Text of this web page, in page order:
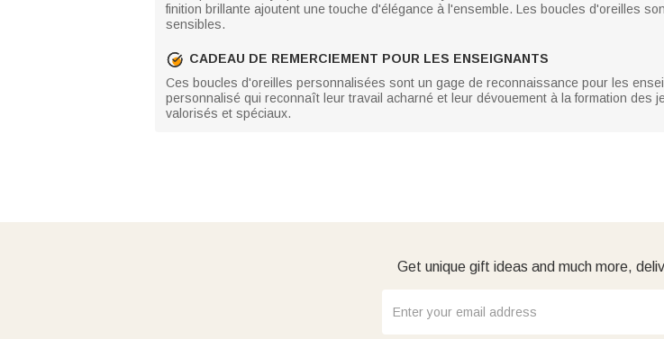
finition brillante ajoutent une touche d'élégance à l'ensemble. Les boucles d'oreilles
sensibles.
CADEAU DE REMERCIEMENT POUR LES ENSEIGNANTS
Ces boucles d'oreilles personnalisées sont un gage de reconnaissance pour les
personnalisé qui reconnaît leur travail acharné et leur dévouement à la formation
valorisés et spéciaux.
Get unique gift ideas and much more,